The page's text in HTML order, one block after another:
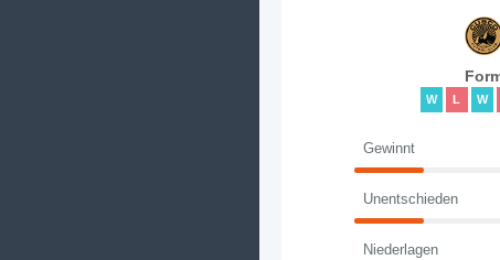
W L W
Gewinnt
Unentschieden
Niederlagen